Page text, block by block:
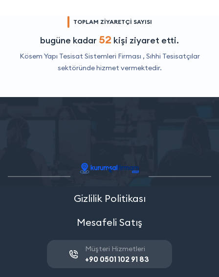
TOPLAM ZİYARETÇİ SAYISI
bugüne kadar 52 kişi ziyaret etti.
Kösem Yapı Tesisat Sistemleri Firması , Sıhhi Tesisatçılar
sektöründe hizmet vermektedir.
Gizlilik Politikası
Mesafeli Satış
Müşteri Hizmetleri
+90 0501 102 91 83